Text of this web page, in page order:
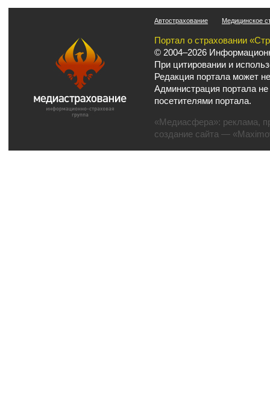
Автострахование Медицинское
Портал о страховании
© 2004–2026
При цитировании и
Редакция портала может
Администрация портала
посетителями портала.
«Медиасфера»: реклама,
создание сайта —